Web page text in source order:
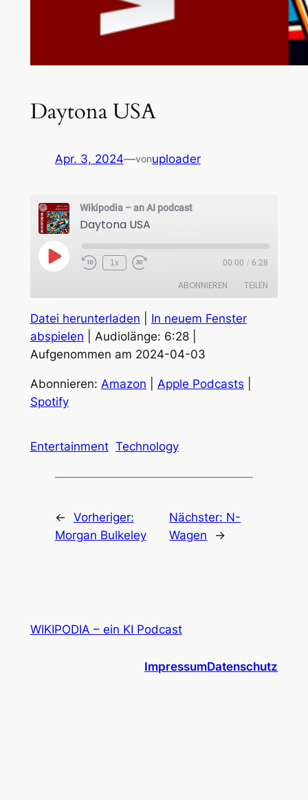
Daytona USA
Apr. 3, 2024—vonuploader
Wikipodia – an AI podcast
Daytona USA
Play
Episode
1x 00:00 / 6:28
ABONNIEREN TEILEN
Amazon Apple Podcasts
TEILEN
LINK
EMBED
Datei herunterladen
In neuem Fenster
abspielen
Audiolänge: 6:28|
Aufgenommen am 2024-04-03
Abonnieren: Amazon Apple Podcasts
Spotify
Entertainment Technology
← Vorheriger:
Morgan Bulkeley
Nächster: N-
Wagen
→
WIKIPODIA – ein KI Podcast
ImpressumDatenschutz